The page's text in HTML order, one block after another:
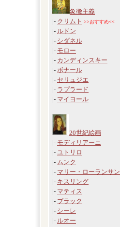
象徴主義
|- クリムト >>おすすめ<<
|- ルドン
|- シダネル
|- モロー
|- カンディンスキー
|- ボナール
|- セリュジエ
|- ラプラード
|- マイヨール
20世紀絵画
|- モディリアーニ
|- ユトリロ
|- ムンク
|- マリー・ローランサン
|- キスリング
|- マティス
|- ブラック
|- シーレ
|- ルオー